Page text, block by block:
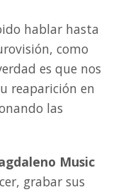
hablar hasta
como
es que nos
reaparición en
las
Music
grabar sus